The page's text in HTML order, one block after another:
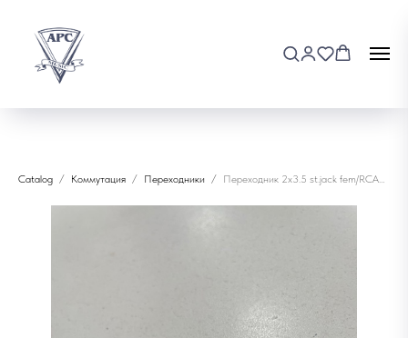
Catalog Коммутация Переходники Переходник 2x3.5 st.jack fem/RCA male